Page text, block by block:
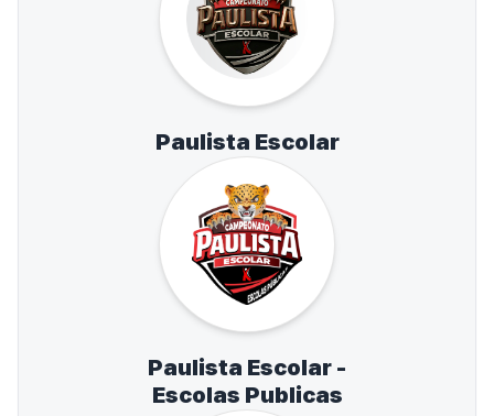
Paulista Escolar
Paulista Escolar -
Escolas Publicas